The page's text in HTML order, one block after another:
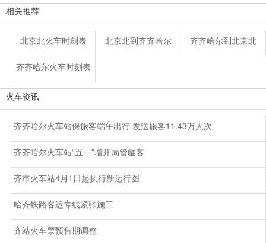
相关推荐
北京北火车时刻表 北京北到齐齐哈尔 齐齐哈尔到北京北
齐齐哈尔火车时刻表
火车资讯
齐齐哈尔火车站保旅客端午出行 发送旅客11.43万人次
齐齐哈尔火车站“五一”增开局管临客
齐市火车站4月1日起执行新运行图
哈齐铁路客运专线紧张施工
齐站火车票预售期调整